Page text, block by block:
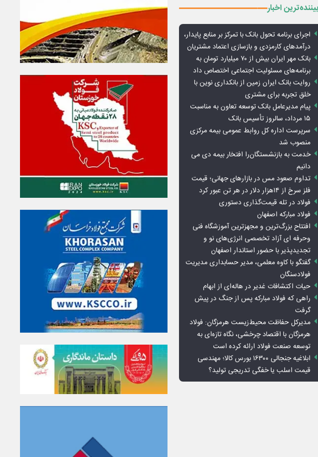
اخبار
اجرای برنامه تحول بانک با تمرکز بر منابع پایدار،
درآمدهای کارمزدی و بازسازی اعتماد مشتریان
بانک مهر ایران بیش از ۷۰ میلیارد تومان به
برنامه‌های مسئولیت اجتماعی اختصاص داد
روایت بانک ایران زمین از بانکداری نوین با
خلق تجربه برای مشتری
پیام مدیرعامل بانک توسعه تعاون به مناسبت
۱۵ مرداد، سالروز تأسیس بانک
سرپرست اداره کل روابط عمومی بیمه مرکزی
منصوب شد
خدمت به بازنشستگان‌را افتخار بیمه دی می
دانیم
تداوم صعود مس در بازارهای جهانی؛ قیمت
فلز سرخ از ۱۴هزار دلار در هر تن عبور کرد
فولاد در تله قیمت‌گذاری دستوری
فولاد مبارکه اصفهان
افتتاح بزرگ‌ترین و مجهزترین آموزشگاه فنی
وحرفه ای آزاد تخصصی انرژی‌های نو و
تجدیدپذیر با حضور استاندار اصفهان
گفتگو با کاوه معلمی، مدیر حسابداری مدیریت
فولادسنگان
حیات اکتشافات غدیر در هاله‌ای از ابهام
راهی که فولاد مبارکه پس از جنگ در پیش
گرفت
مدیرکل حفاظت محیط‌زیست هرمزگان: فولاد
هرمزگان با اقتصاد چرخشی، نگاه تازه‌ای به
توسعه صنعت فولاد ارائه کرده است
ابلاغیه جنجالی ۱۶۳۰۰ بورس کالا؛ مهندسی
قیمت اسلب یا خفگی تدریجی تولید؟